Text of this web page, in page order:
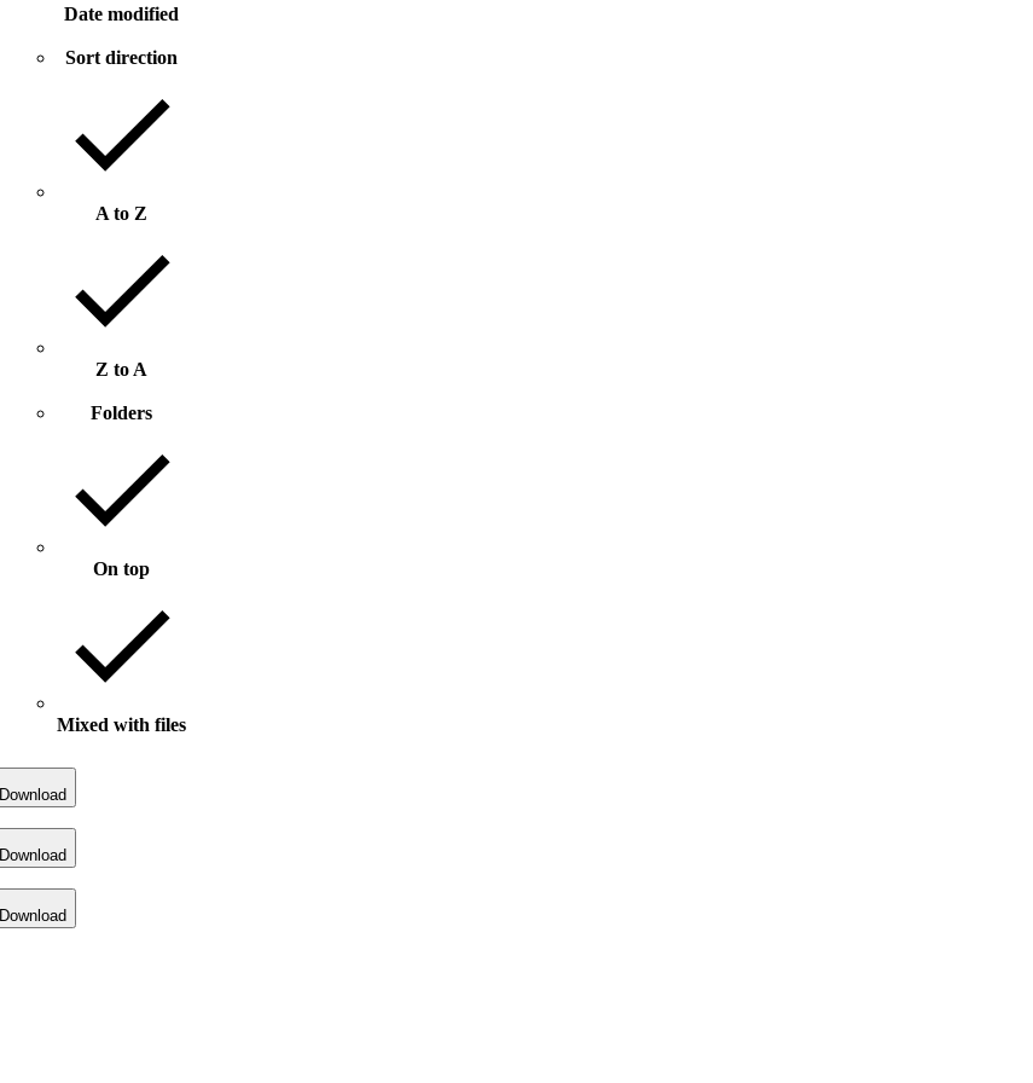
Date modified
Sort direction
A to Z
Z to A
Folders
On top
Mixed with files
Download
Download
Download